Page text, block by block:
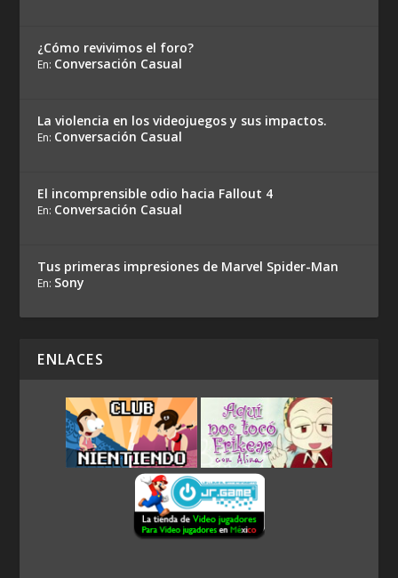
¿Cómo revivimos el foro?
En: Conversación Casual
La violencia en los videojuegos y sus impactos.
En: Conversación Casual
El incomprensible odio hacia Fallout 4
En: Conversación Casual
Tus primeras impresiones de Marvel Spider-Man
En: Sony
ENLACES